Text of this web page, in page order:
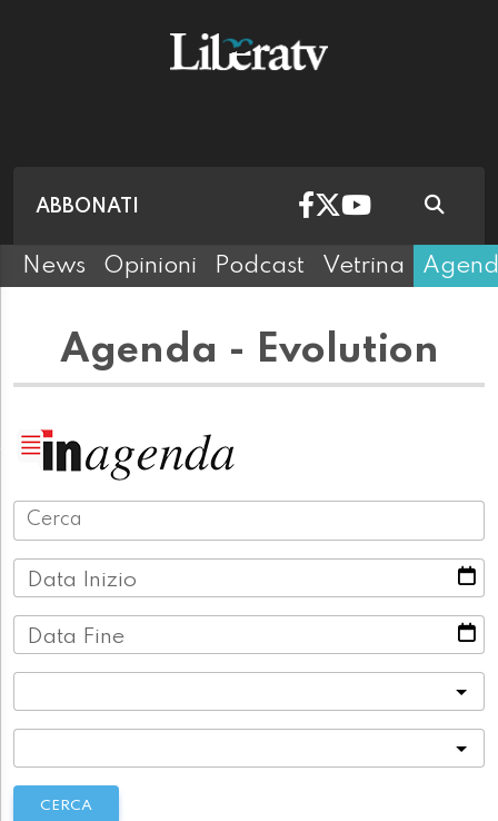
ABBONATI
News Opinioni Podcast Vetrina
Agenda - Evolution
Data Inizio
Data Fine
CERCA